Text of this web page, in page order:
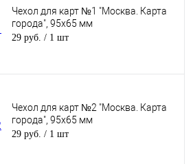
Чехол для карт №1 "Москва. Карта
города", 95х65 мм
29 руб. / 1 шт
Чехол для карт №2 "Москва. Карта
города", 95х65 мм
29 руб. / 1 шт